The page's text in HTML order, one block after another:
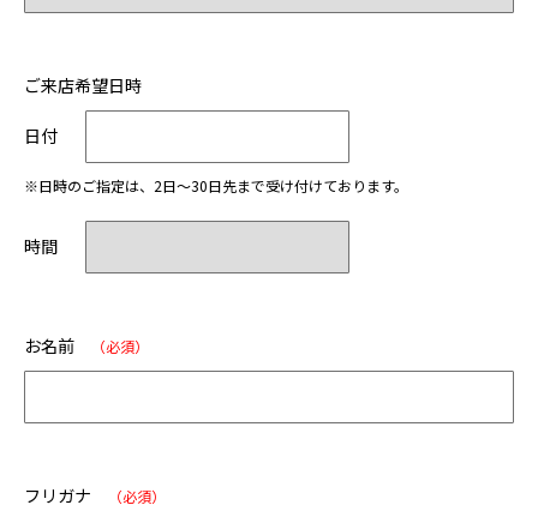
ご来店希望日時
日付
※日時のご指定は、2日～30日先まで受け付けております。
時間
お名前 （必須）
フリガナ （必須）